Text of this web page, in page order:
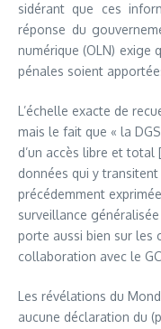
sidérant que ces
réponse du
numérique (OLN) exige
pénales soient
L’échelle exacte de
mais le fait que « la
d’un accès libre et total
données qui y
précédemment
surveillance
porte aussi bien sur les
collaboration avec le
Les révélations du
aucune déclaration du